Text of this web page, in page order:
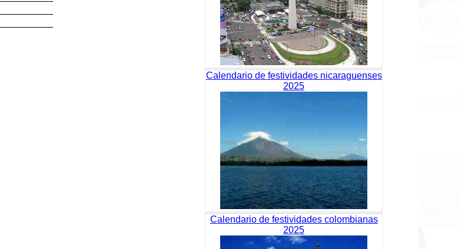
Calendario de festividades nicaraguenses
2025
Calendario de festividades colombianas
2025